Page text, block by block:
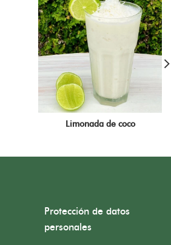
Limonada de coco
Protección de datos
personales